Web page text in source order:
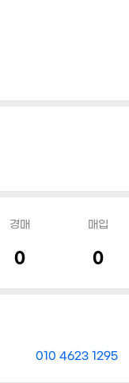
경매
0
매입
0
010 4623 1295